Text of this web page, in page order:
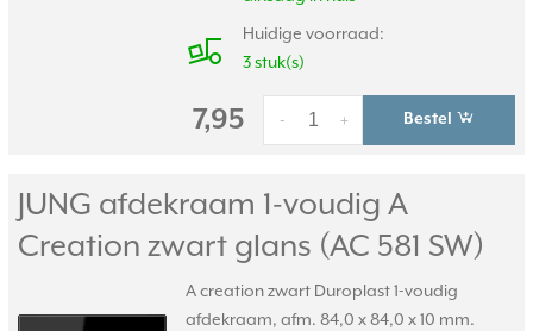
Huidige voorraad:
3 stuk(s)
7,95 +
- Bestel
JUNG afdekraam 1-voudig A
Creation zwart glans (AC 581 SW)
A creation zwart Duroplast 1-voudig
afdekraam, afm. 84,0 x 84,0 x 10 mm.